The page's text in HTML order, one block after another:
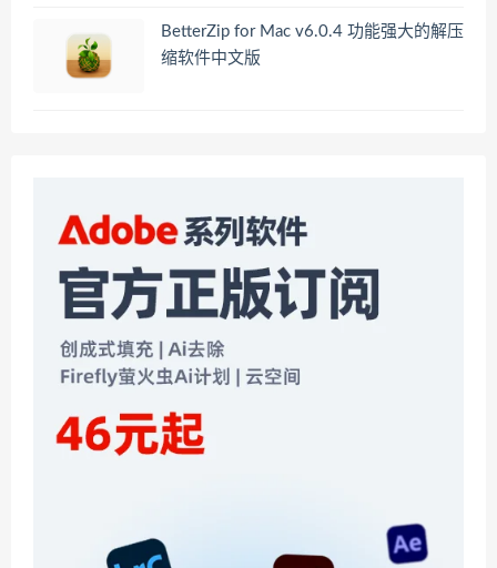
BetterZip for Mac v6.0.4 功能强大的解压
缩软件中文版